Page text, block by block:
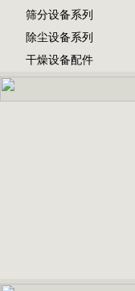
筛分设备系列
除尘设备系列
干燥设备配件